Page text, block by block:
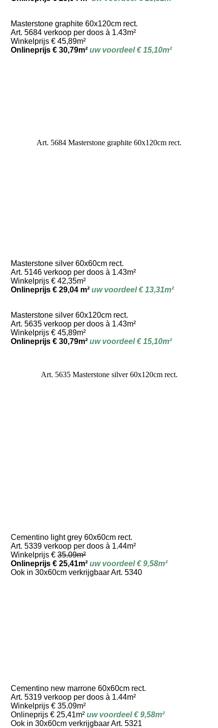
Masterstone graphite 60x120cm rect.
Art. 5684 verkoop per doos à 1.43m²
Winkelprijs € 45,89m²
Onlineprijs € 30,79m²uw voordeel € 15,10m²
Art. 5684 Masterstone graphite 60x120cm rect.
Masterstone silver 60x60cm rect.
Art. 5146 verkoop per doos à 1.43m²
Winkelprijs € 42,35m²
Onlineprijs € 29,04 m²uw voordeel € 13,31m²
Masterstone silver 60x120cm rect.
Art. 5635 verkoop per doos à 1.43m²
Winkelprijs € 45,89m²
Onlineprijs € 30,79m²uw voordeel € 15,10m²
Art. 5635 Masterstone silver 60x120cm rect.
Cementino light grey 60x60cm rect.
Art. 5339 verkoop per doos à 1.44m²
Winkelprijs €35.09m²
Onlineprijs € 25,41m² uw voordeel € 9,58m²
Ook in 30x60cm verkrijgbaar Art. 5340
Cementino new marrone 60x60cm rect.
Art. 5319 verkoop per doos à 1.44m²
Winkelprijs € 35.09m²
Onlineprijs € 25,41m²uw voordeel € 9,58m²
Ook in 30x60cm verkrijgbaar Art. 5321